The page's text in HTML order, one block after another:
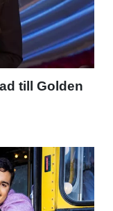
till Golden